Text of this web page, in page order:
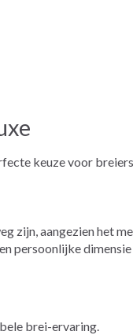
keuze voor
zijn, aangezien het
persoonlijke
brei-ervaring.